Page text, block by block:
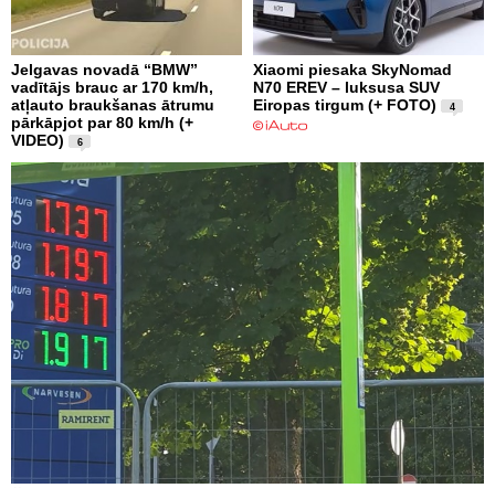
Jelgavas novadā “BMW”
vadītājs brauc ar 170 km/h,
atļauto braukšanas ātrumu
pārkāpjot par 80 km/h (+
VIDEO)
6
Xiaomi piesaka SkyNomad
N70 EREV – luksusa SUV
Eiropas tirgum (+ FOTO)
4